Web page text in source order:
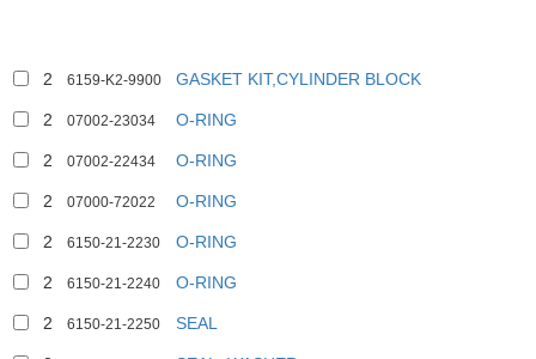
2 6159-K2-9900 GASKET KIT,CYLINDER BLOCK
2 07002-23034 O-RING
2 07002-22434 O-RING
2 07000-72022 O-RING
2 6150-21-2230 O-RING
2 6150-21-2240 O-RING
2 6150-21-2250 SEAL